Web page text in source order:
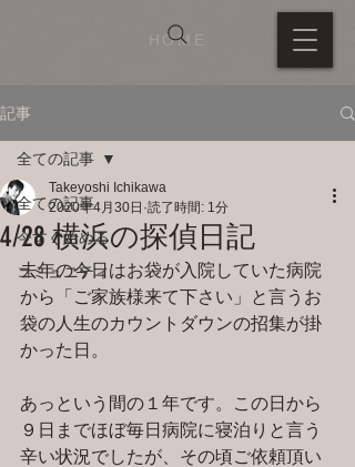
HOME
記事
全ての記事
今すぐ始める
コミュニティ
全ての記事
4/28 横浜の探偵日記
Takeyoshi Ichikawa
2020年4月30日 読了時間: 1分
去年の今日はお袋が入院していた病院
から「ご家族様来て下さい」と言うお
袋の人生のカウントダウンの招集が掛
かった日。
あっという間の１年です。この日から
９日までほぼ毎日病院に寝泊りと言う
辛い状況でしたが、その頃ご依頼頂い